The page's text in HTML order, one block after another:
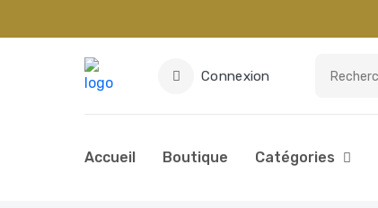
Connexion
Accueil Boutique Catégories